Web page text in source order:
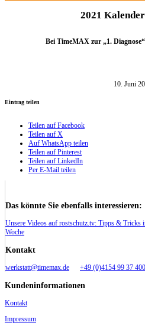
2021
Bei TimeMAX zur „1.
10. Juni
Eintrag teilen
Teilen auf Facebook
Teilen auf X
Auf WhatsApp teilen
Teilen auf Pinterest
Teilen auf LinkedIn
Per E-Mail teilen
Das könnte Sie ebenfalls interessieren:
Unsere Videos auf rostschutz.tv: Tipps & Tricks
Woche
Kontakt
werkstatt@timemax.de +49 (0)4154 99 37 400
Kundeninformationen
Kontakt
Impressum